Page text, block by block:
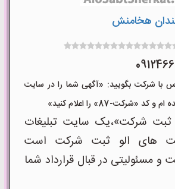
هخامنش
با شرکت بگویید: «آگهی شما را در سایت
87» را اعلام کنید»
ثبت شرکت»،یک سایت تبلیغات
های الو ثبت شرکت است
و مسئولیتی در قبال قرارداد شما